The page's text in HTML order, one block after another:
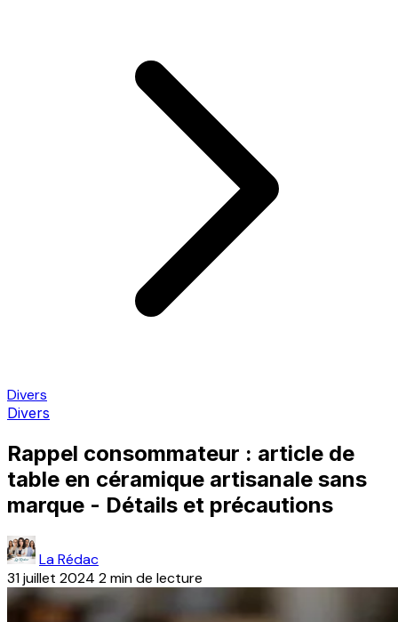
Divers
Divers
Rappel consommateur : article de
table en céramique artisanale sans
marque - Détails et précautions
La Rédac
31 juillet 2024 2 min de lecture